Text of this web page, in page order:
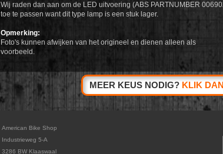
Wij raden dan aan om de LED uitvoering (ABS PARTNUMBER
toe te passen want dit type lamp is een stuk lager.
Opmerking:
Foto's kunnen afwijken van het origineel en dienen alleen als
voorbeeld.
MEER KEUS NODIG? KLIK
American Bike Shop
Industrieweg 5-A
3286 BW Klaaswaal